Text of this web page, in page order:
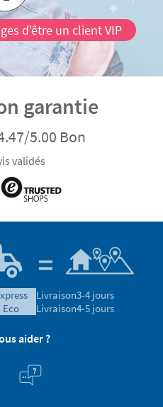
d'être un client VIP
garantie
5.00 Bon
validés
express
eco
Livraison3-4 jours
Livraison4-5 jours
aider ?